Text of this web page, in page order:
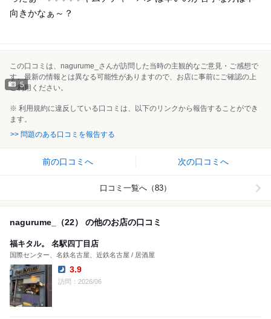
向きかなぁ～？
5
この口コミは、nagurume_さんが訪問した当時の主観的なご意見・ご感想で
す。最新の情報とは異なる可能性がありますので、お店に事前にご確認の上
ご利用ください。
※ 利用規約に違反している口コミは、以下のリンクから報告することができ
ます。
>> 問題のある口コミを報告する
前の口コミへ 次の口コミへ
口コミ一覧へ（83）
nagurume_（22） の他のお店の口コミ
福キタル。 名駅四丁目店
国際センター、名鉄名古屋、近鉄名古屋 / 居酒屋
Dinner:
3.9
訪問：2026/06